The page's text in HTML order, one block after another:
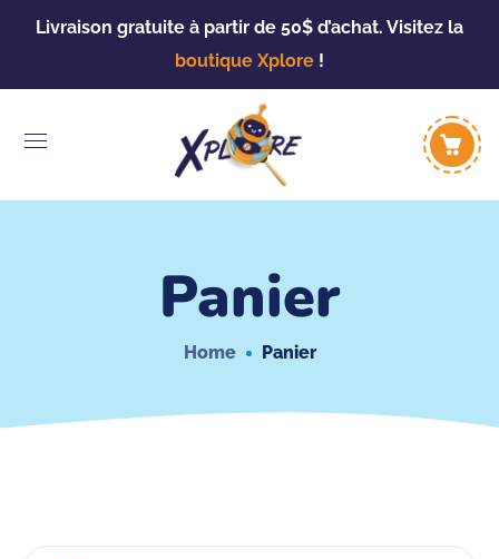
Livraison gratuite à partir de 50$ d’achat. Visitez la
boutique Xplore !
Panier
Home Panier